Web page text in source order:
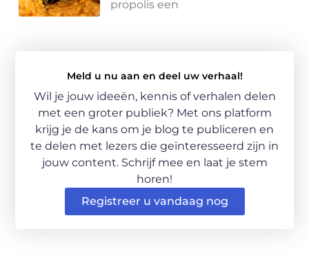
propolis een
Meld u nu aan en deel uw verhaal!
Wil je jouw ideeën, kennis of verhalen delen
met een groter publiek? Met ons platform
krijg je de kans om je blog te publiceren en
te delen met lezers die geïnteresseerd zijn in
jouw content. Schrijf mee en laat je stem
horen!
Registreer u vandaag nog